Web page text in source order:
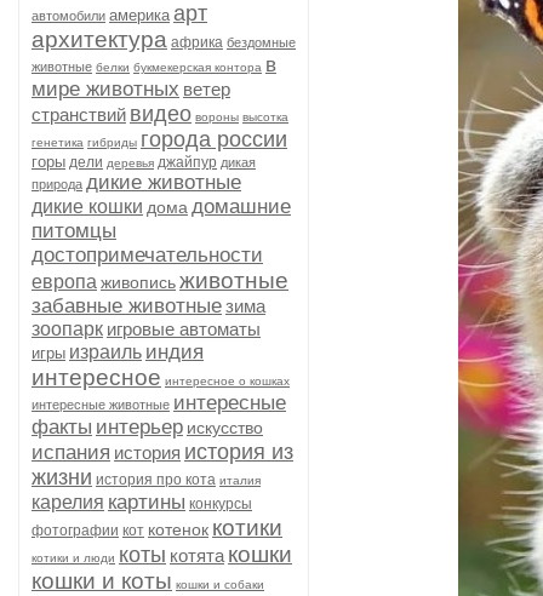
автомобили америка арт
архитектура африка бездомные
животные белки букмекерская контора в
мире животных ветер
странствий видео вороны высотка
генетика гибриды города россии
горы дели деревья джайпур дикая
природа дикие животные
дикие кошки дома домашние
питомцы
достопримечательности
европа живописьживотные
забавные животныезима
зоопарк игровые автоматы
игры израиль индия
интересное интересное о кошках
интересные животные интересные
факты интерьер искусство
испания история история из
жизни история про кота италия
карелия картины конкурсы
фотографии кот котенок котики
котики и люди коты котята кошки
кошки и коты кошки и собаки